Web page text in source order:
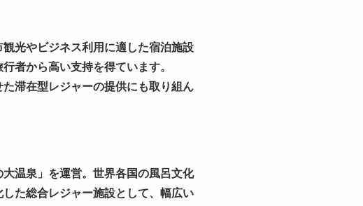
光やビジネス利用に適した宿泊施設
者から高い支持を得ています。
滞在型レジャーの提供にも取り組ん
温泉」を運営。世界各国の風呂文化
た総合レジャー施設として、幅広い